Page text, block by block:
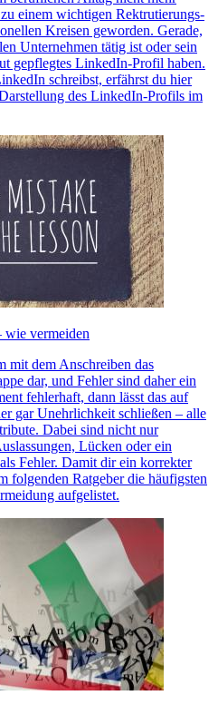
einem wichtigen Rektrutierungs-
Kreisen geworden. Gerade,
Unternehmen tätig ist oder sein
gepflegtes LinkedIn-Profil haben.
schreibst, erfährst du hier
des LinkedIn-Profils im
wie vermeiden
mit dem Anschreiben das
dar, und Fehler sind daher ein
fehlerhaft, dann lässt das auf
gar Unehrlichkeit schließen – alle
Dabei sind nicht nur
Lücken oder ein
Fehler. Damit dir ein korrekter
folgenden Ratgeber die häufigsten
aufgelistet.